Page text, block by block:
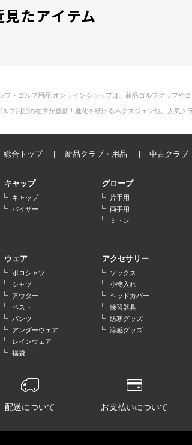
見たアイテム
ブ・ゴルフ用品 オンラインショップは、新品ゴルフクラブや
ルフ用品の在庫が豊富！進化を続けるネクスジェン他、人気ク
総合トップ 新品クラブ・用品 中古クラブ
キャップ
キャップ
バイザー
グローブ
片手用
両手用
ミトン
ウェア
ポロシャツ
シャツ
アウター
ベスト
パンツ
アンダーウェア
レインウェア
福袋
アクセサリー
ソックス
小物入れ
ヘッドカバー
練習器具
防寒グッズ
涼感グッズ
配送について お支払いについて